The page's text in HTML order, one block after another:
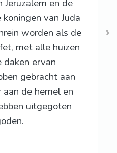
Jeruzalem en de
van Juda
worden als de
met alle huizen
daken ervan
gebracht aan
de hemel en
uitgegoten